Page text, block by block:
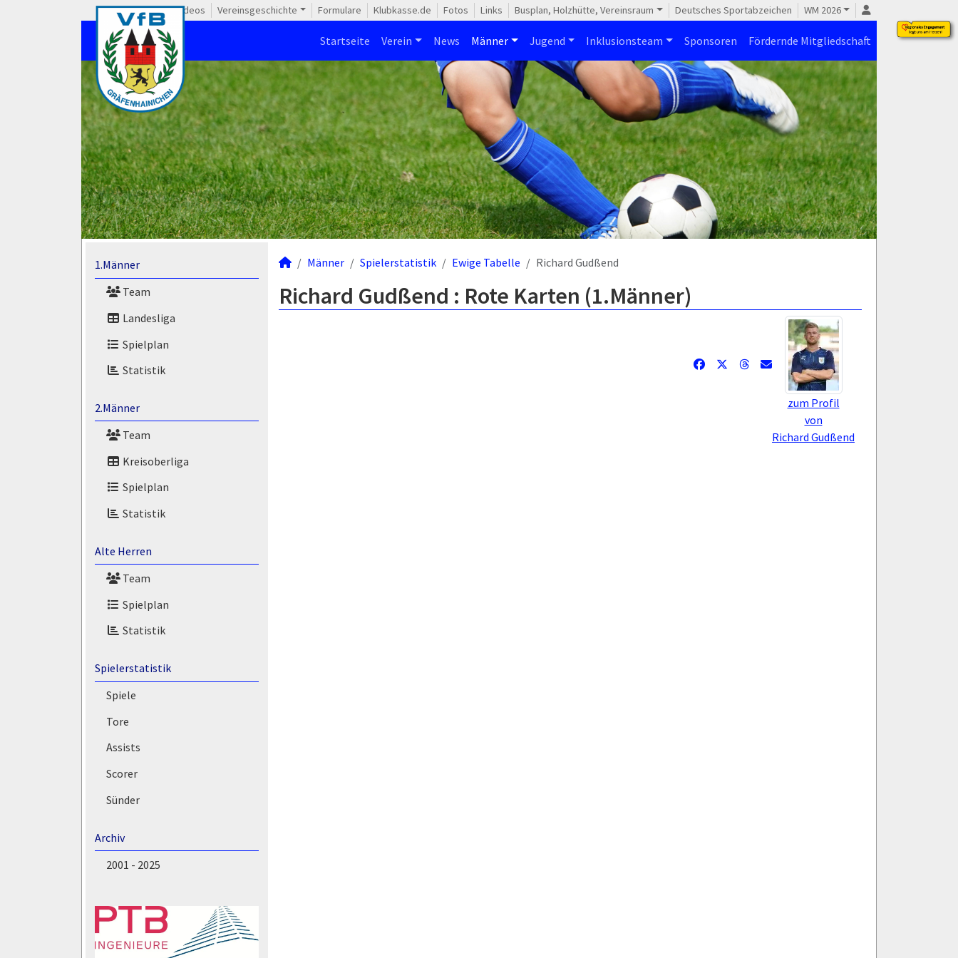
Videos Vereinsgeschichte Formulare Klubkasse.de Fotos Links Busplan, Holzhütte, Vereinsraum Deutsches Sportabzeichen WM 2026
Startseite Verein News Männer Jugend Inklusionsteam Sponsoren Fördernde Mitgliedschaft
1.Männer
Team
Landesliga
Spielplan
Statistik
2.Männer
Team
Kreisoberliga
Spielplan
Statistik
Alte Herren
Team
Spielplan
Statistik
Spielerstatistik
Spiele
Tore
Assists
Scorer
Sünder
Archiv
2001 - 2025
Männer Spielerstatistik Ewige Tabelle Richard Gudßend
Richard Gudßend : Rote Karten (1.Männer)
zum Profil
von
Richard Gudßend